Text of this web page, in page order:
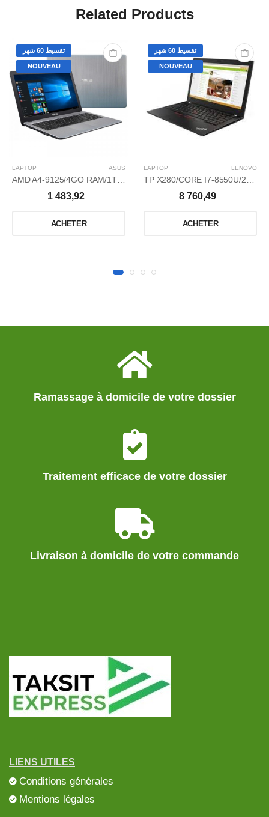
Related Products
تقسيط 60 شهر
NOUVEAU
LAPTOP ASUS
AMD A4-9125/4GO RAM/1TO/15,6/WIN 10 HOME GRAVEUR DVD
1 483,92
ACHETER
تقسيط 60 شهر
NOUVEAU
LAPTOP LENOVO
TP X280/CORE I7-8550U/256 G SSD/8GO/WIN 10 PRO /12,5
8 760,49
ACHETER
Ramassage à domicile de votre dossier
Traitement efficace de votre dossier
Livraison à domicile de votre commande
LIENS UTILES
Conditions générales
Mentions légales